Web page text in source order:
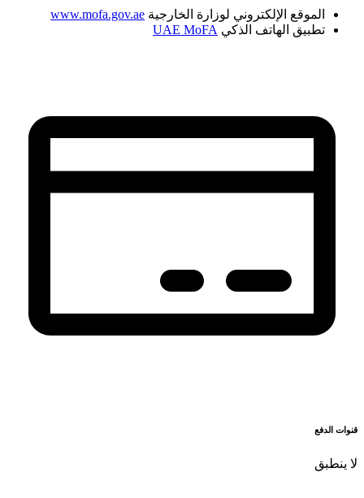
الموقع الإلكتروني لوزارة الخارجية www.mofa.gov.ae
تطبيق الهاتف الذكي UAE MoFA
قنوات الدفع
لا ينطبق